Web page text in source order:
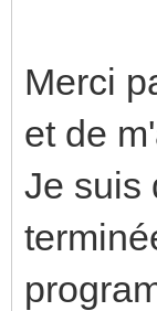
Merci
et de
Je suis